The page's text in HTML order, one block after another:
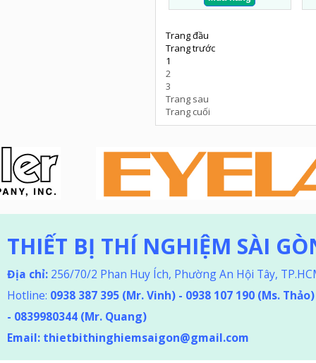
Trang đầu
Trang trước
1
2
3
Trang sau
Trang cuối
THIẾT BỊ THÍ NGHIỆM SÀI
Địa chỉ: 256/70/2 Phan Huy Ích, Phường An Hội Tây,
Hotline: 0938 387 395 (Mr. Vinh) - 0938 107 190 (Ms. Thảo)
- 0839980344 (Mr. Quang)
Email: thietbithinghiemsaigon@gmail.com